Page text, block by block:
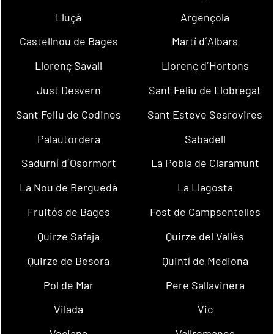
Lluçà
Argençola
Castellnou de Bages
Martí d´Albars
Llorenç Savall
Llorenç d´Hortons
Just Desvern
Sant Feliu de Llobregat
Sant Feliu de Codines
Sant Esteve Sesrovires
Palautordera
Sabadell
Sadurní d´Osormort
La Pobla de Claramunt
La Nou de Berguedà
La Llagosta
Fruitós de Bages
Fost de Campsentelles
Quirze Safaja
Quirze del Vallès
Quirze de Besora
Quintí de Mediona
Pol de Mar
Pere Sallavinera
Vilada
Vic